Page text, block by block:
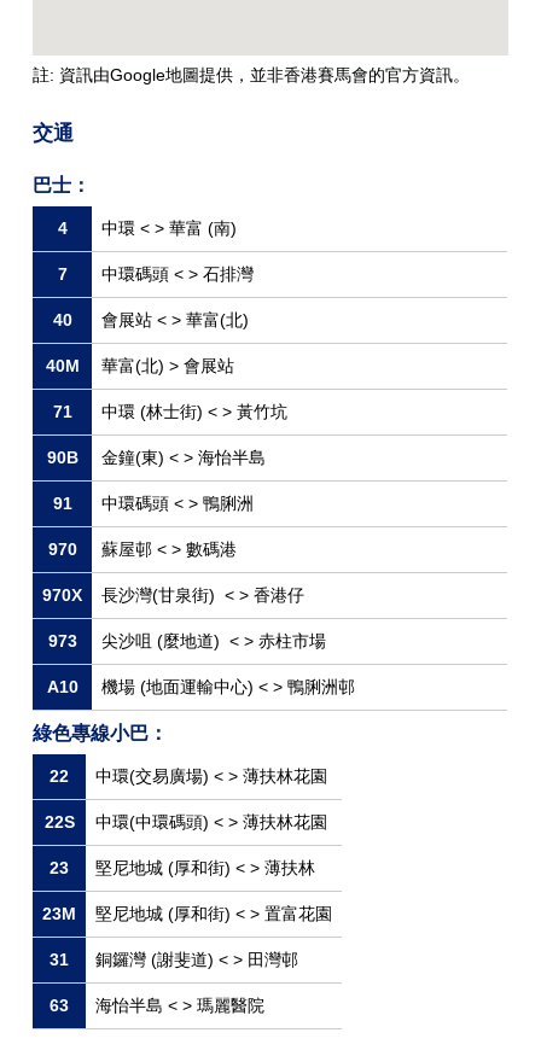
註: 資訊由Google地圖提供，並非香港賽馬會的官方資訊。
交通
巴士：
4 中環 < > 華富 (南)
7 中環碼頭 < > 石排灣
40 會展站 < > 華富(北)
40M 華富(北) > 會展站
71 中環 (林士街) < > 黃竹坑
90B 金鐘(東) < > 海怡半島
91 中環碼頭 < > 鴨脷洲
970 蘇屋邨 < > 數碼港
970X 長沙灣(甘泉街) < > 香港仔
973 尖沙咀 (麼地道) < > 赤柱市場
A10 機場 (地面運輸中心) < > 鴨脷洲邨
綠色專線小巴：
22 中環(交易廣場) < > 薄扶林花園
22S 中環(中環碼頭) < > 薄扶林花園
23 堅尼地城 (厚和街) < > 薄扶林
23M 堅尼地城 (厚和街) < > 置富花園
31 銅鑼灣 (謝斐道) < > 田灣邨
63 海怡半島 < > 瑪麗醫院